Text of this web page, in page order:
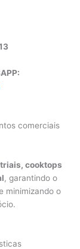
comerciais
cooktops
, garantindo o
minimizando o